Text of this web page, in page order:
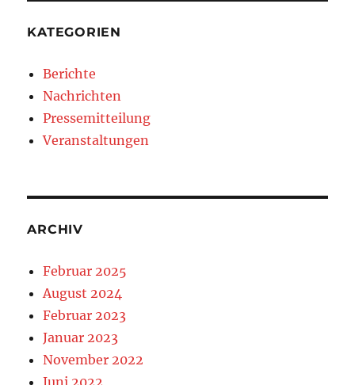
KATEGORIEN
Berichte
Nachrichten
Pressemitteilung
Veranstaltungen
ARCHIV
Februar 2025
August 2024
Februar 2023
Januar 2023
November 2022